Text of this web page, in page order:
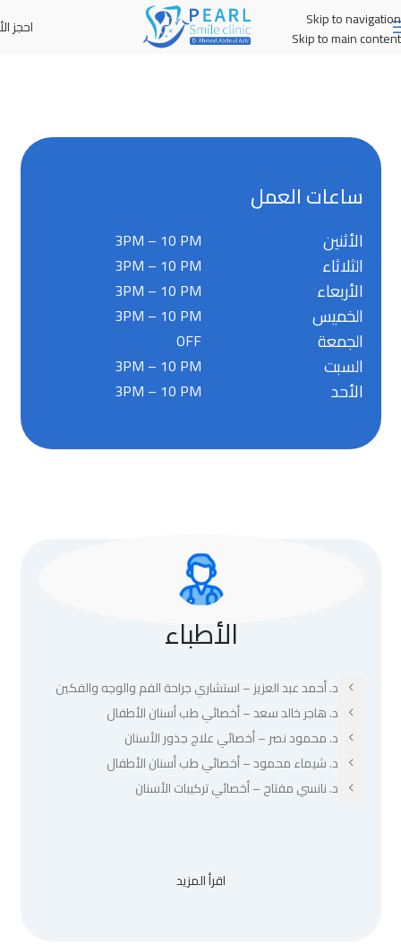
Skip to navigation
Skip to main content
MENU احجز
ساعات العمل
3PM – 10 PM الأثنين
3PM – 10 PM الثلاثاء
3PM – 10 PM الأربعاء
3PM – 10 PM الخميس
OFF الجمعة
3PM – 10 PM السبت
3PM – 10 PM الأحد
الأطباء
د. أحمد عبد العزيز – استشاري جراحة الفم والوجه والفكين
د. هاجر خالد سعد – أخصائي طب أسنان الأطفال
د. محمود نصر – أخصائي علاج جذور الأسنان
د. شيماء محمود – أخصائي طب أسنان الأطفال
د. نانسي مفتاح – أخصائي تركيبات الأسنان
اقرأ المزيد